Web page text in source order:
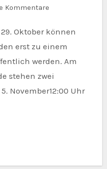
Kommentare
erst zu einem
werden. Am
stehen zwei
November12:00 Uhr